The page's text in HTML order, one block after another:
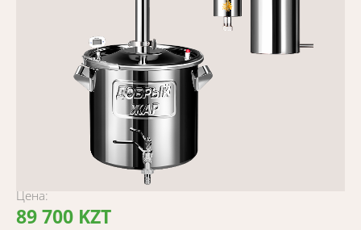
Цена:
89 700 KZT